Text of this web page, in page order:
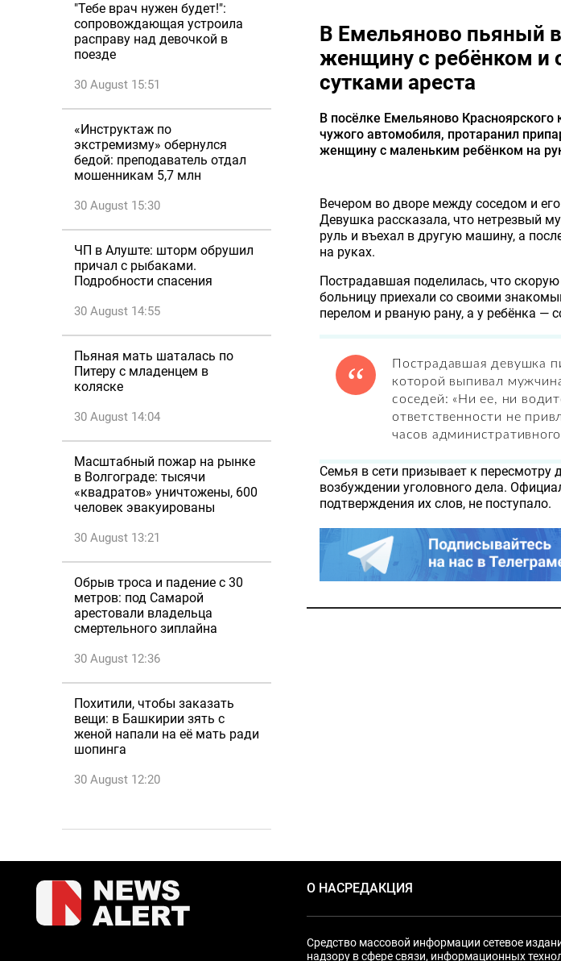
"Тебе врач нужен будет!":
сопровождающая устроила
расправу над девочкой в
поезде
30 August 15:51
«Инструктаж по
экстремизму» обернулся
бедой: преподаватель отдал
мошенникам 5,7 млн
30 August 15:30
ЧП в Алуште: шторм обрушил
причал с рыбаками.
Подробности спасения
30 August 14:55
Пьяная мать шаталась по
Питеру с младенцем в
коляске
30 August 14:04
Масштабный пожар на рынке
в Волгограде: тысячи
«квадратов» уничтожены, 600
человек эвакуированы
30 August 13:21
Обрыв троса и падение с 30
метров: под Самарой
арестовали владельца
смертельного зиплайна
30 August 12:36
Похитили, чтобы заказать
вещи: в Башкирии зять с
женой напали на её мать ради
шопинга
30 August 12:20
В Емельяново пьяный
женщину с ребёнком и
сутками ареста
В посёлке Емельяново
чужого автомобиля, протаранил
женщину с маленьким ребёнком на
Вечером во дворе между соседом и
Девушка рассказала, что нетрезвый
руль и въехал в другую машину, а
на руках.
Пострадавшая поделилась, что
больницу приехали со своими
перелом и рваную рану, а у ребёнка —
Пострадавшая девушка
которой выпивал
соседей: «Ни ее, ни
ответственности не
часов административного
Семья в сети призывает к пересмотру
возбуждении уголовного дела.
подтверждения их слов, не поступало.
О НАСРЕДАКЦИЯ
Средство массовой информации сетевое
надзору в сфере связи, информационных